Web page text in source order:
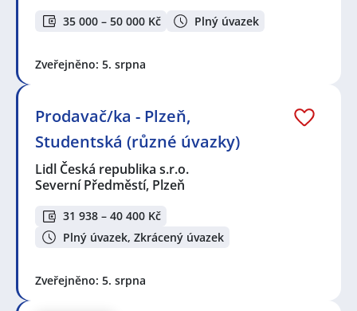
35 000 – 50 000 Kč Plný úvazek
Zveřejněno: 5. srpna
Prodavač/ka - Plzeň,
Studentská (různé úvazky)
Lidl Česká republika s.r.o.
Severní Předměstí, Plzeň
31 938 – 40 400 Kč
Plný úvazek, Zkrácený úvazek
Zveřejněno: 5. srpna